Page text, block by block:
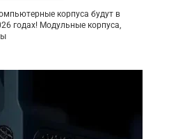
корпуса будут в
годах! Модульные корпуса,